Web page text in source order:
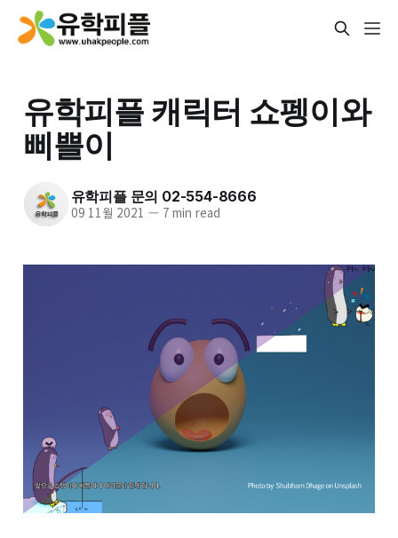
유학피플 캐릭터 쇼펭이와
삐쁠이
유학피플 문의 02-554-8666
09 11월 2021 —7 min read